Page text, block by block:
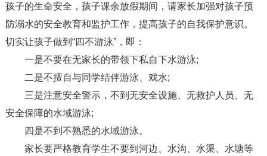
孩子的生命安全，孩子课余放假期间，请家长加强对孩子预
防溺水的安全教育和监护工作，提高孩子的自我保护意识。
切实让孩子做到“四不游泳”，即：
一是不要在无家长的带领下私自下水游泳;
二是不擅自与同学结伴游泳、戏水;
三是注意安全警示，不到无安全设施、无救护人员、无
安全保障的水域游泳;
四是不到不熟悉的水域游泳。
家长要严格教育学生不要到河边、水沟、水渠、水塘等